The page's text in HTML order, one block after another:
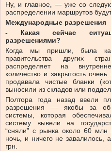
Ну, и главное, — уже со
распределении маршрутов
Международные разрешения
- Какая сейчас
разрешениями?
Когда мы пришли, была
правительства других
распределяет на
количество и закрытость
продавала чистые бланки
выносили из складов или
Полтора года назад ввели
разрешения — якобы за
системы, которая
систему вывели на
“сняли” с рынка около 60
ночь, и ничего не завалилось,
грн.